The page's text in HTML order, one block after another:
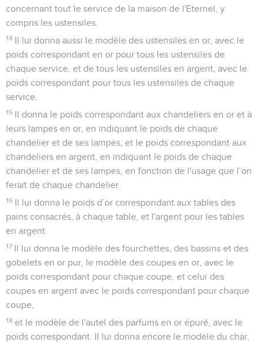
concernant tout le service de la maison de l'Eternel, y
compris les ustensiles.
14 Il lui donna aussi le modèle des ustensiles en or, avec le
poids correspondant en or pour tous les ustensiles de
chaque service, et de tous les ustensiles en argent, avec le
poids correspondant pour tous les ustensiles de chaque
service.
15 Il donna le poids correspondant aux chandeliers en or et à
leurs lampes en or, en indiquant le poids de chaque
chandelier et de ses lampes, et le poids correspondant aux
chandeliers en argent, en indiquant le poids de chaque
chandelier et de ses lampes, en fonction de l'usage que l’on
ferait de chaque chandelier.
16 Il lui donna le poids d’or correspondant aux tables des
pains consacrés, à chaque table, et l'argent pour les tables
en argent.
17 Il lui donna le modèle des fourchettes, des bassins et des
gobelets en or pur, le modèle des coupes en or, avec le
poids correspondant pour chaque coupe, et celui des
coupes en argent avec le poids correspondant pour chaque
coupe,
18 et le modèle de l'autel des parfums en or épuré, avec le
poids correspondant. Il lui donna encore le modèle du char,